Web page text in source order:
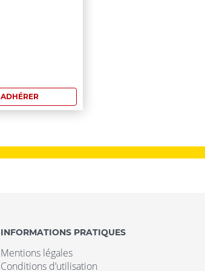
ADHÉRER
INFORMATIONS PRATIQUES
Mentions légales
Conditions d’utilisation